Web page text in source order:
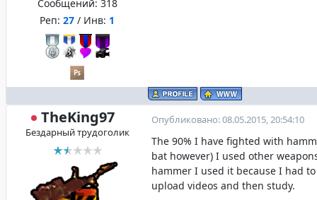
Сообщений: 318
Реп: 27 / Инв: 1
TheKing97
Бездарный трудоголик
Опубликовано: 08.05.2015, 20:54:10
The 90% I have fighted with
bat however) I used other
hammer I used it because I had
upload videos and then study.